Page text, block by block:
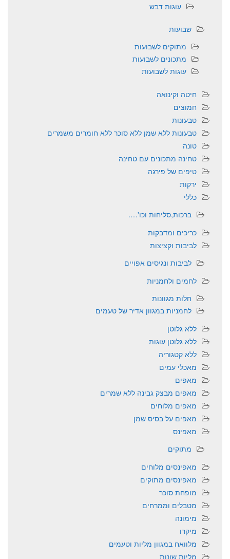
עוגות דבש
שבועות
מתוקים לשבועות
מתכונים לשבועות
עוגות לשבועות
חיטה וקינואה
חמוצים
טבעונות
טבעונות ללא שמן ללא סוכר ללא חומרים משמרים
טונה
טחינה מתכונים עם טחינה
טיפים של פירגה
ירקות
כללי
ברכות,סליחות וכו'….
כריכים ומדבקות
לביבות וקציצות
לביבות ונגיסים אפויים
לחמים ולחמניות
חלות מגוונות
לחמניות במגוון אדיר של טעמים
ללא גלוטן
ללא גלוטן עוגות
ללא קטגוריה
מאכלי עמים
מאפים
מאפים מבצק גבינה ללא שמרים
מאפים מלוחים
מאפים על בסיס שמן
מאפינס
מתוקים
מאפינסים מלוחים
מאפינסים מתוקים
מופחת סוכר
מטבלים וממרחים
מימונה
מיקרו
מלוואח במגוון מליות וטעמים
מליות שונות